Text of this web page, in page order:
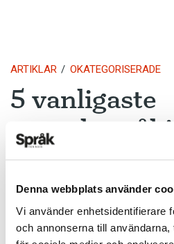
Denna webbplats använder
Vi använder enhetsidentifierare
och annonserna till
ARTIKLAR OKATEGORISERADE
5 vanligaste
förnamnen
i Finland
TEXT:
ANDERS SVENSSON
PUBLICERAD 2018-06-14